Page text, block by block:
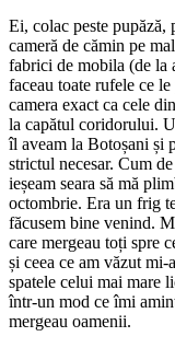
Ei, colac peste
cameră de cămin pe
fabrici de mobila (de la
faceau toate rufele ce
camera exact ca cele
la capătul coridorului.
îl aveam la Botoșani și
strictul necesar. Cum
ieșeam seara să mă
octombrie. Era un frig
făcusem bine venind.
care mergeau toți spre
și ceea ce am văzut
spatele celui mai mare
într-un mod ce îmi
mergeau oamenii.